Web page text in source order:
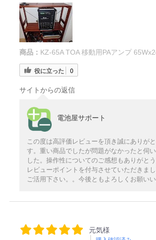
商品： KZ-65A TOA 移動用PAアンプ
役に立った 0
サイトからの返信
電池屋サポート
この度は高評価レビューを頂き誠にありが
す。重い商品でしたが問題がなかったと伺
した。操作性についてのご感想もありがとう
レビューポイントを付与させていただきま
ご活用下さい。。今後ともよろしくお願いい
元気様